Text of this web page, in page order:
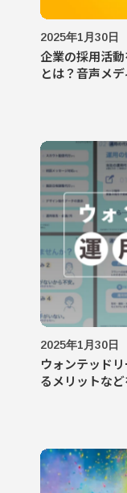
2025年1月30日
企業の採用活
とは？音声メ
2025年1月30日
ウォンテッド
るメリットな